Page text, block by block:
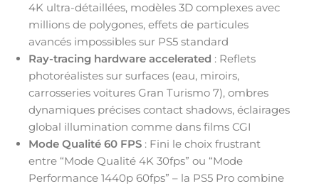
4K ultra-détaillées, modèles 3D complexes avec
millions de polygones, effets de particules
avancés impossibles sur PS5 standard
Ray-tracing hardware accelerated : Reflets
photoréalistes sur surfaces (eau, miroirs,
carrosseries voitures Gran Turismo 7), ombres
dynamiques précises contact shadows, éclairages
global illumination comme dans films CGI
Mode Qualité 60 FPS : Fini le choix frustrant
entre “Mode Qualité 4K 30fps” ou “Mode
Performance 1440p 60fps” – la PS5 Pro combine